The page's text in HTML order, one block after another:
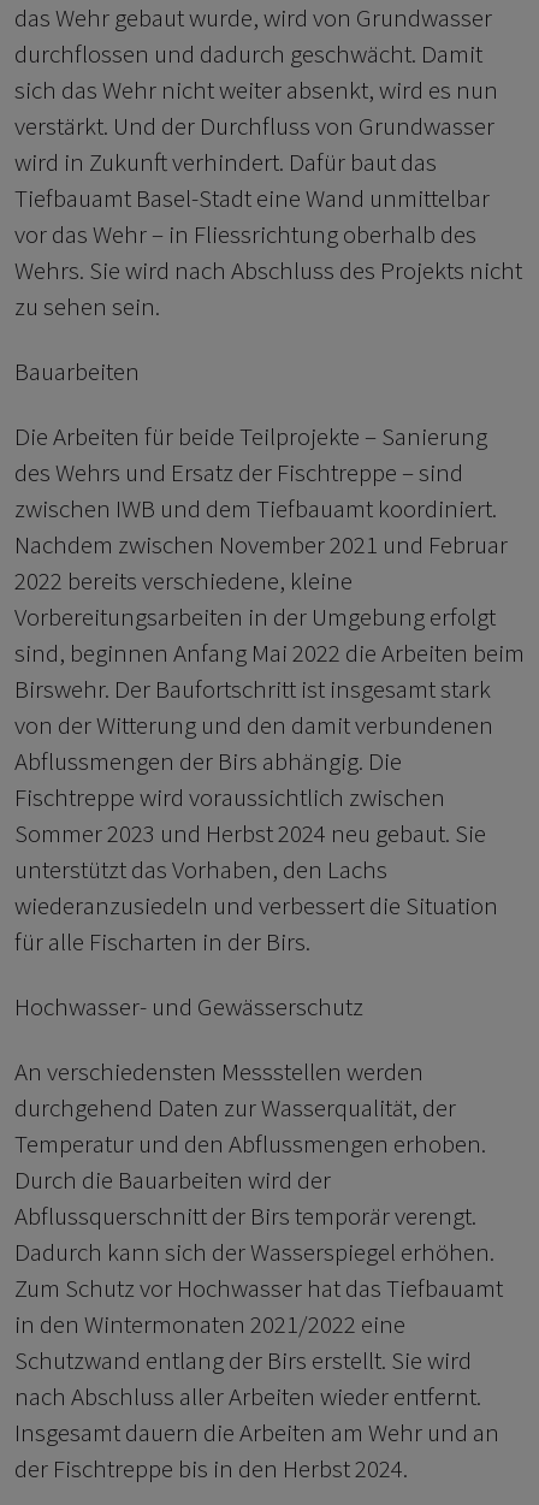
das Wehr gebaut wurde, wird von Grundwasser
durchflossen und dadurch geschwächt. Damit
sich das Wehr nicht weiter absenkt, wird es nun
verstärkt. Und der Durchfluss von Grundwasser
wird in Zukunft verhindert. Dafür baut das
Tiefbauamt Basel-Stadt eine Wand unmittelbar
vor das Wehr – in Fliessrichtung oberhalb des
Wehrs. Sie wird nach Abschluss des Projekts nicht
zu sehen sein.
Bauarbeiten
Die Arbeiten für beide Teilprojekte – Sanierung
des Wehrs und Ersatz der Fischtreppe – sind
zwischen IWB und dem Tiefbauamt koordiniert.
Nachdem zwischen November 2021 und Februar
2022 bereits verschiedene, kleine
Vorbereitungsarbeiten in der Umgebung erfolgt
sind, beginnen Anfang Mai 2022 die Arbeiten beim
Birswehr. Der Baufortschritt ist insgesamt stark
von der Witterung und den damit verbundenen
Abflussmengen der Birs abhängig. Die
Fischtreppe wird voraussichtlich zwischen
Sommer 2023 und Herbst 2024 neu gebaut. Sie
unterstützt das Vorhaben, den Lachs
wiederanzusiedeln und verbessert die Situation
für alle Fischarten in der Birs.
Hochwasser- und Gewässerschutz
An verschiedensten Messstellen werden
durchgehend Daten zur Wasserqualität, der
Temperatur und den Abflussmengen erhoben.
Durch die Bauarbeiten wird der
Abflussquerschnitt der Birs temporär verengt.
Dadurch kann sich der Wasserspiegel erhöhen.
Zum Schutz vor Hochwasser hat das Tiefbauamt
in den Wintermonaten 2021/2022 eine
Schutzwand entlang der Birs erstellt. Sie wird
nach Abschluss aller Arbeiten wieder entfernt.
Insgesamt dauern die Arbeiten am Wehr und an
der Fischtreppe bis in den Herbst 2024.